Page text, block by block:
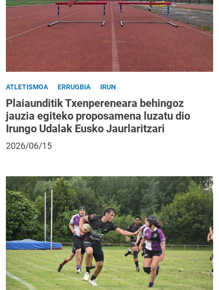
ATLETISMOA ERRUGBIA IRUN
Plaiaunditik Txenpereneara behingoz
jauzia egiteko proposamena luzatu dio
Irungo Udalak Eusko Jaurlaritzari
2026/06/15